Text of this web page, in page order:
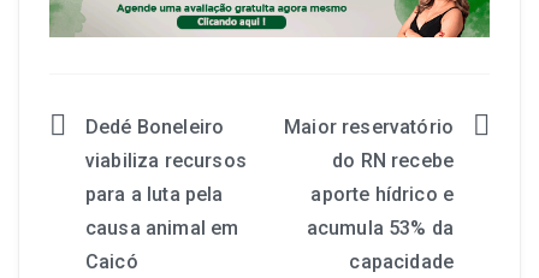
Dedé Boneleiro
viabiliza recursos
para a luta pela
causa animal em
Caicó
Maior reservatório
do RN recebe
aporte hídrico e
acumula 53% da
capacidade